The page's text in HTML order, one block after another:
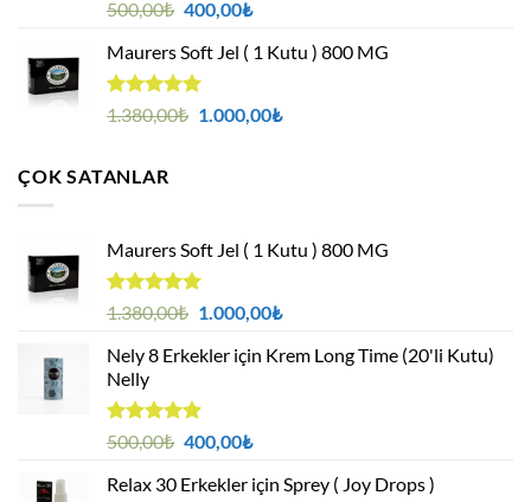
5 üzerinden
oy
aldı
500,00₺ Orijinal
500,00₺.
400,00₺Şu
fiyat:
Maurers Soft Jel ( 1 Kutu ) 800 MG
5 üzerinden
oy
1.380,00₺ Orijinal
1.000,00₺Şu
ÇOK SATANLAR
Maurers Soft Jel ( 1 Kutu ) 800 MG
5 üzerinden
oy
aldı
1.380,00₺ Orijinal
1.380,00₺.
1.000,00₺Şu
fiyat:
Nely 8 Erkekler için Krem Long Time (20'li Kutu)
Nelly
5 üzerinden
oy
aldı
500,00₺ Orijinal
500,00₺.
400,00₺Şu
fiyat:
Relax 30 Erkekler için Sprey ( Joy Drops )